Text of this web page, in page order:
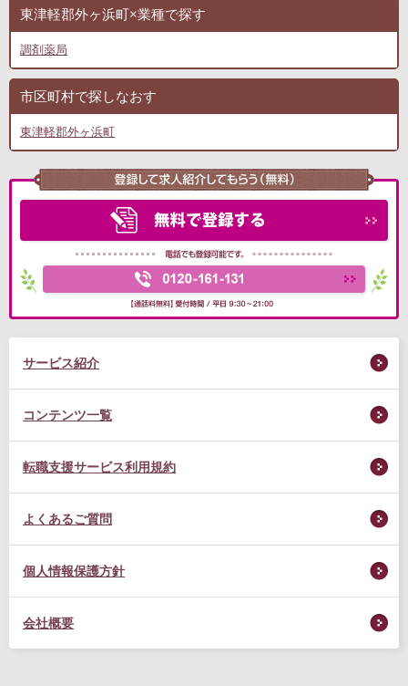
東津軽郡外ヶ浜町×業種で探す
調剤薬局
市区町村で探しなおす
東津軽郡外ヶ浜町
サービス紹介
コンテンツ一覧
転職支援サービス利用規約
よくあるご質問
個人情報保護方針
会社概要